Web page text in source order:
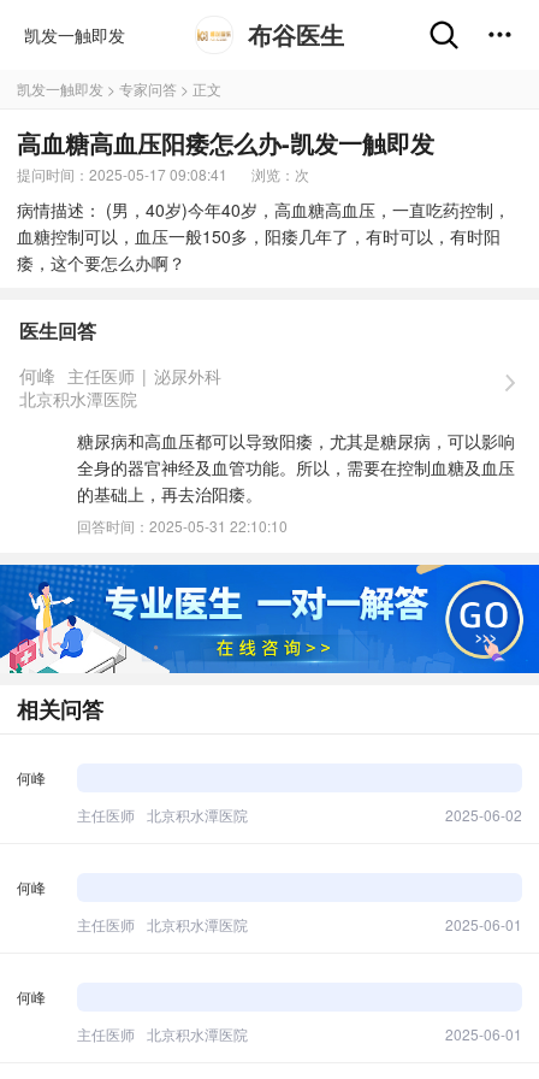
凯发一触即发 布谷医生
凯发一触即发 > 专家问答 > 正文
高血糖高血压阳痿怎么办-凯发一触即发
提问时间：2025-05-17 09:08:41 浏览： 次
病情描述： (男，40岁)今年40岁，高血糖高血压，一直吃药控制，
血糖控制可以，血压一般150多，阳痿几年了，有时可以，有时阳
痿，这个要怎么办啊？
医生回答
何峰 主任医师 | 泌尿外科
北京积水潭医院
糖尿病和高血压都可以导致阳痿，尤其是糖尿病，可以影响
全身的器官神经及血管功能。所以，需要在控制血糖及血压
的基础上，再去治阳痿。
回答时间：2025-05-31 22:10:10
相关问答
何峰
主任医师 北京积水潭医院 2025-06-02
何峰
主任医师 北京积水潭医院 2025-06-01
何峰
主任医师 北京积水潭医院 2025-06-01